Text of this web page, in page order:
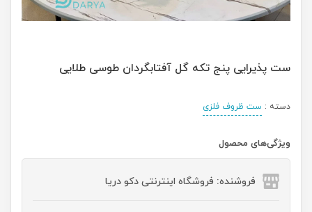
ست پذیرایی پنج تکه گل آفتابگردان طوسی طلایی
دسته : ست ظروف فلزی
ویژگی‌های محصول
فروشنده: فروشگاه اینترنتی دکو دریا